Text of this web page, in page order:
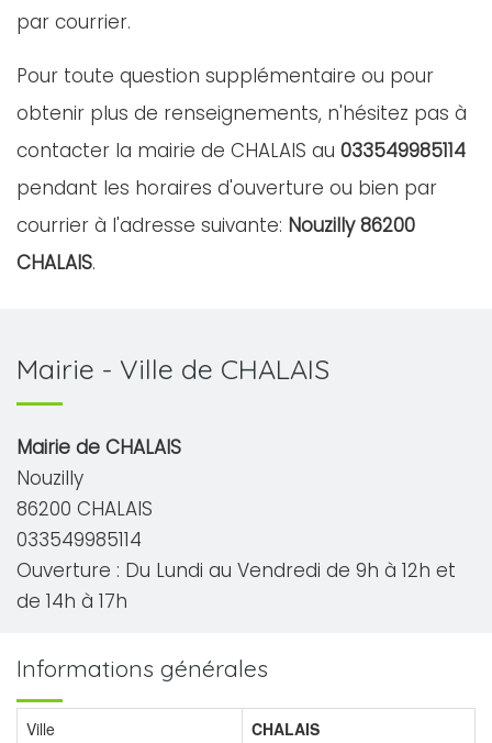
par courrier.
Pour toute question supplémentaire ou pour
obtenir plus de renseignements, n'hésitez pas à
contacter la mairie de CHALAIS au 033549985114
pendant les horaires d'ouverture ou bien par
courrier à l'adresse suivante: Nouzilly 86200
CHALAIS.
Mairie - Ville de CHALAIS
Mairie de CHALAIS
Nouzilly
86200 CHALAIS
033549985114
Ouverture : Du Lundi au Vendredi de 9h à 12h et
de 14h à 17h
Informations générales
Ville CHALAIS